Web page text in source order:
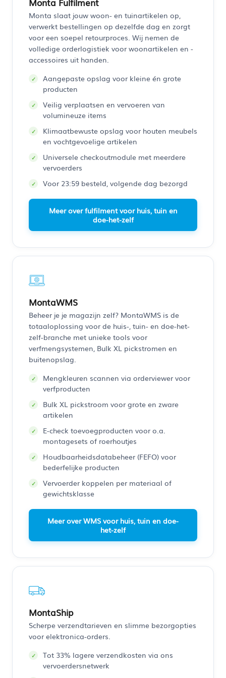
Monta slaat jouw woon- en tuinartikelen op,
verwerkt bestellingen op dezelfde dag en zorgt
voor een soepel retourproces. Wij nemen de
volledige orderlogistiek voor woonartikelen en -
accessoires uit handen.
Aangepaste opslag voor kleine én grote
producten
Veilig verplaatsen en vervoeren van
volumineuze items
Klimaatbewuste opslag voor houten meubels
en vochtgevoelige artikelen
Universele checkoutmodule met meerdere
vervoerders
Voor 23:59 besteld, volgende dag bezorgd
Meer over fulfilment voor huis, tuin en
doe-het-zelf
MontaWMS
Beheer je je magazijn zelf? MontaWMS is de
totaaloplossing voor de huis-, tuin- en doe-het-
zelf-branche met unieke tools voor
verfmengsystemen, Bulk XL pickstromen en
buitenopslag.
Mengkleuren scannen via orderviewer voor
verfproducten
Bulk XL pickstroom voor grote en zware
artikelen
E-check toevoegproducten voor o.a.
montagesets of roerhoutjes
Houdbaarheidsdatabeheer (FEFO) voor
bederfelijke producten
Vervoerder koppelen per materiaal of
gewichtsklasse
Meer over WMS voor huis, tuin en doe-
het-zelf
MontaShip
Scherpe verzendtarieven en slimme bezorgopties
voor elektronica-orders.
Tot 33% lagere verzendkosten via ons
vervoerdersnetwerk